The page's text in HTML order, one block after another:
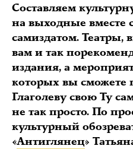
Составляем
на выходные
самиздатом. Театры,
вам и так
издания, а
которых вы сможете
Глаголеву свою Ту
не так просто. По
культурный
«Антиглянец»